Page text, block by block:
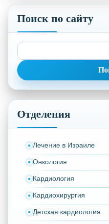
Поиск по сайту
Найти:
Отделения
Лечение в Израиле
Онкология
Кардиология
Кардиохирургия
Детская кардиология